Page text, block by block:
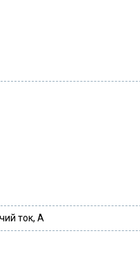
ток, А